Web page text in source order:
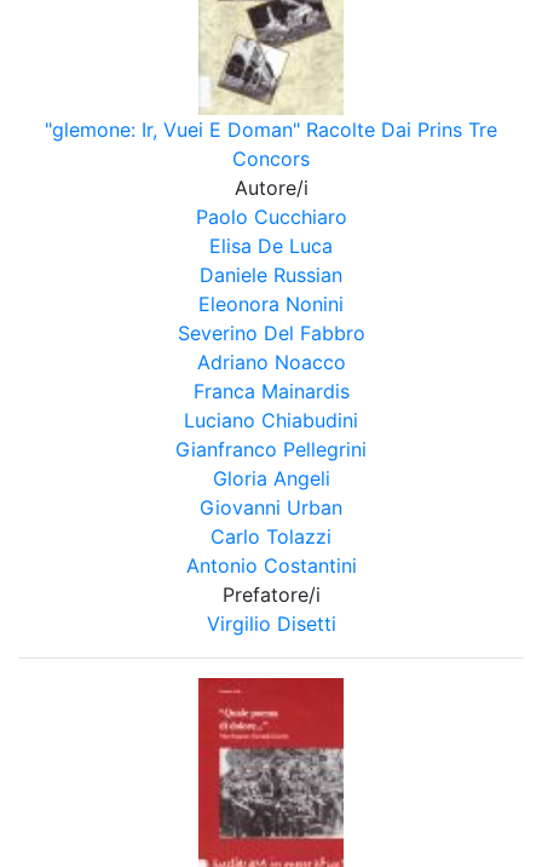
"glemone: Ir, Vuei E Doman" Racolte Dai Prins Tre
Concors
Autore/i
Paolo Cucchiaro
Elisa De Luca
Daniele Russian
Eleonora Nonini
Severino Del Fabbro
Adriano Noacco
Franca Mainardis
Luciano Chiabudini
Gianfranco Pellegrini
Gloria Angeli
Giovanni Urban
Carlo Tolazzi
Antonio Costantini
Prefatore/i
Virgilio Disetti